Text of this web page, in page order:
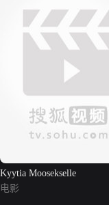
Kyytia Moosekselle
电影